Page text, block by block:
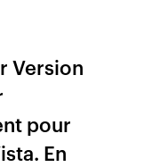
Version
pour
En